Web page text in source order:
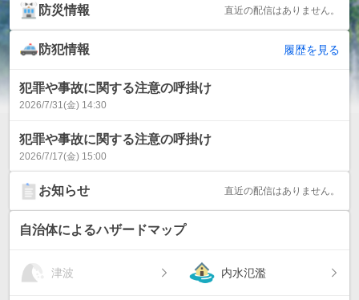
防災情報 直近の配信はありません。
防犯情報 履歴を見る
犯罪や事故に関する注意の呼掛け
2026/7/31(金) 14:30
犯罪や事故に関する注意の呼掛け
2026/7/17(金) 15:00
お知らせ 直近の配信はありません。
自治体によるハザードマップ
津波 内水氾濫